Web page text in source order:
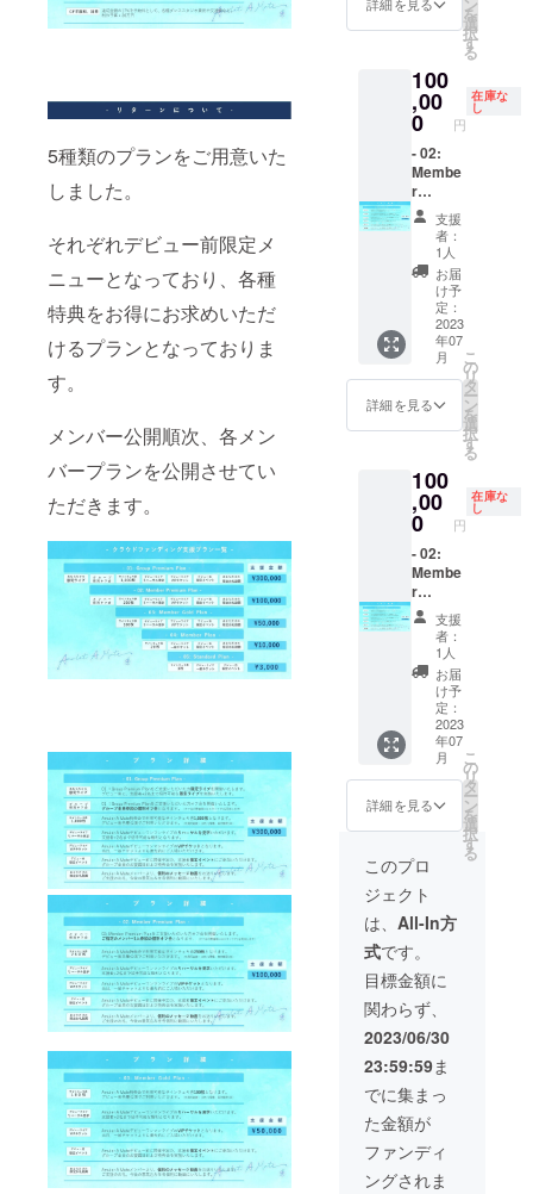
5種類のプランをご用意いた
しました。
それぞれデビュー前限定メ
ニューとなっており、各種
特典をお得にお求めいただ
けるプランとなっておりま
す。
メンバー公開順次、各メン
バープランを公開させてい
ただきます。
ので、
予めご
了承く
ださ
い。
ご支援
時、必
ず備考
欄にご
希望の
お名前
（ニッ
クネー
ム可/20
字以
内）を
ご記入
くださ
い。 ※
第三者
を特定
する名
前や公
前はお
呼びい
たしか
ねます
ので、
予めご
了承く
ださ
い。
前限定
イベン
なただ
けの限
定お礼
動画 ※
ご支援
時、必
ず備考
欄にご
希望の
お名前
（ニッ
クネー
ム可/20
字以
内）を
ご記入
くださ
い。 ※
第三者
を特定
前や公
序良俗
に反す
るお名
前はお
呼びい
たしか
ねます
ので、
予めご
了承く
ださ
い。
を
選
択
す
る
100
,00
0 円
在庫な
し
- 02:
Membe
r
Premiu
m Plan
-（望月
せり）
・メン
バー個
別オフ
会 ・サ
イン
チェキ
券250枚
・デ
ビュー
リハー
サル見
学 ・デ
ビュー
ライブ
VIPチ
ケット
・デ
ビュー
前限定
イベン
ト ・あ
なただ
けの限
定お礼
動画 ※
ご支援
時、必
ず備考
欄にご
希望の
お名前
（ニッ
クネー
ム可/20
字以
内）を
ご記入
くださ
い。 ※
第三者
を特定
する名
前や公
序良俗
に反す
るお名
前はお
支援
者：
1人
お届
け予
定：
2023
年07
月
詳細を見る
こ
の
リ
タ
ー
ン
を
選
択
す
る
100
,00
0 円
在庫な
し
- 02:
Membe
r
Premiu
m Plan
-（七瀬
のあ）
・メン
バー個
別オフ
会 ・サ
イン
チェキ
券250枚
・デ
ビュー
ライブ
リハー
サル見
学 ・デ
ビュー
ライブ
VIPチ
ケット
・デ
ビュー
前限定
イベン
ト ・あ
なただ
けの限
定お礼
動画 ※
ご支援
支援
者：
1人
お届
け予
定：
2023
年07
月
詳細を見る
こ
の
リ
タ
ー
ン
を
選
択
す
る
このプロ
ジェクト
は、 All-In方
式です。
目標金額に
関わらず、
2023/06/30
23:59:59ま
でに集まっ
た金額が
ファンディ
ングされま